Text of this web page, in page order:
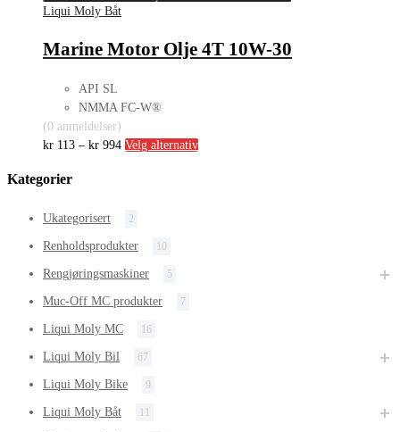
Liqui Moly Båt
Marine Motor Olje 4T 10W-30
API SL
NMMA FC-W®
(0 anmeldelser)
kr 113 – kr 994 Velg alternativ
Kategorier
Ukategorisert 2
Renholdsprodukter 10
Rengjøringsmaskiner 5
Muc-Off MC produkter 7
Liqui Moly MC 16
Liqui Moly Bil 67
Liqui Moly Bike 9
Liqui Moly Båt